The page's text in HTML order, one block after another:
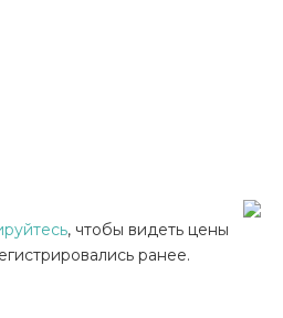
, чтобы видеть цены
ранее.